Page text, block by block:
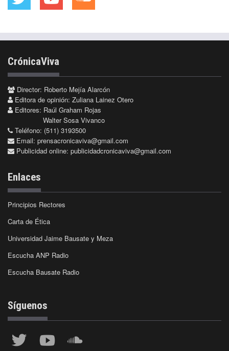
CrónicaViva
Director: Roberto Mejía Alarcón
Editora de opinión: Zuliana Lainez Otero
Editores: Raúl Graham Rojas
Walter Sosa Vivanco
Teléfono: (511) 3193500
Email: prensacronicaviva@gmail.com
Publicidad online: publicidadcronicaviva@gmail.com
Enlaces
Principios Rectores
Carta de Ética
Universidad Jaime Bausate y Meza
Escucha ANP Radio
Escucha Bausate Radio
Síguenos